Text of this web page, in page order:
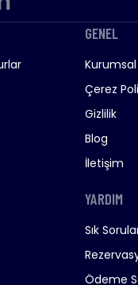
GENEL
Kurumsal
Çerez
Gizlilik
Blog
İletişim
YARDIM
Sık
Ödeme